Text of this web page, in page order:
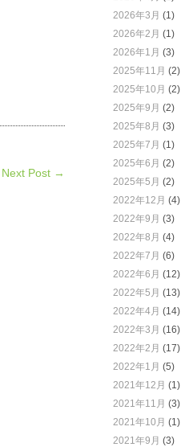
Next Post →
2026年3月 (1)
2026年2月 (1)
2026年1月 (3)
2025年11月 (2)
2025年10月 (2)
2025年9月 (2)
2025年8月 (3)
2025年7月 (1)
2025年6月 (2)
2025年5月 (2)
2022年12月 (4)
2022年9月 (3)
2022年8月 (4)
2022年7月 (6)
2022年6月 (12)
2022年5月 (13)
2022年4月 (14)
2022年3月 (16)
2022年2月 (17)
2022年1月 (5)
2021年12月 (1)
2021年11月 (3)
2021年10月 (1)
2021年9月 (3)